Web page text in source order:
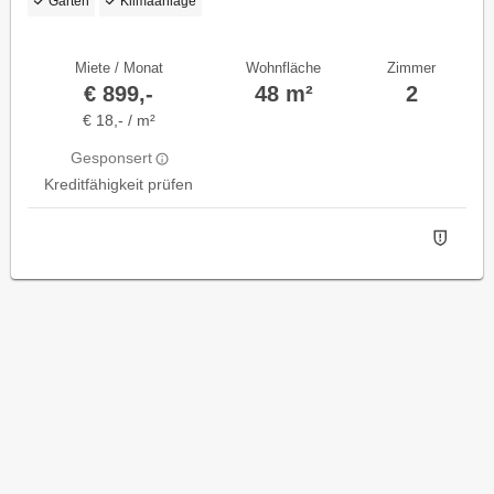
Miete / Monat
€ 899,-
€ 18,- / m²
Gesponsert
Kreditfähigkeit prüfen
Wohnfläche
48 m²
Zimmer
2